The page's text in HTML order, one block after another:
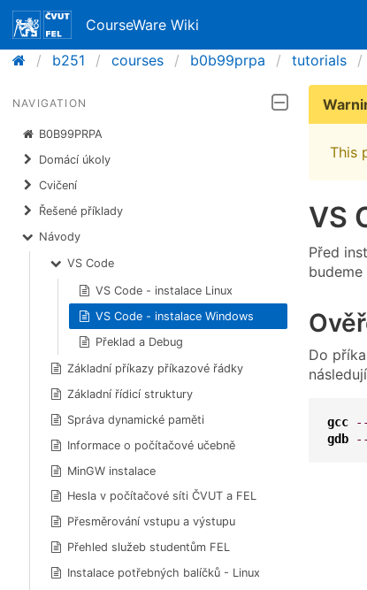
CourseWare Wiki
b251
courses b0b99prpa tutorials
NAVIGATION
B0B99PRPA
Domácí úkoly
Cvičení
Řešené příklady
Návody
VS Code
VS Code - instalace Linux
VS Code - instalace Windows
Překlad a Debug
Základní příkazy příkazové řádky
Základní řídicí struktury
Správa dynamické paměti
Informace o počítačové učebně
MinGW instalace
Hesla v počítačové síti ČVUT a FEL
Přesměrování vstupu a výstupu
Přehled služeb studentům FEL
Instalace potřebných balíčků - Linux
This
VS
Před
Do
gcc
gdb